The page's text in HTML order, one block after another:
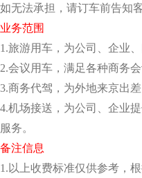
如无法承担，请订车前告知客
业务范围
1.旅游用车，为公司、企业
2.会议用车，满足各种商务
3.商务代驾，为外地来京出
4.机场接送，为公司、企业
服务。
备注信息
1.以上收费标准仅供参考，